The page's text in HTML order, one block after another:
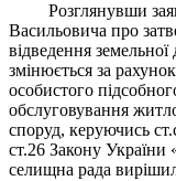
Розглянувши
Васильовича про
відведення
змінюється за
особистого
обслуговування
споруд, керуючись
ст.26 Закону України
селищна рада